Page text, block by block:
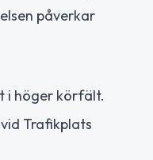
påverkar
i höger körfält.
Trafikplats